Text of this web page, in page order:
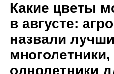
Какие цветы
в августе:
назвали
однолетники